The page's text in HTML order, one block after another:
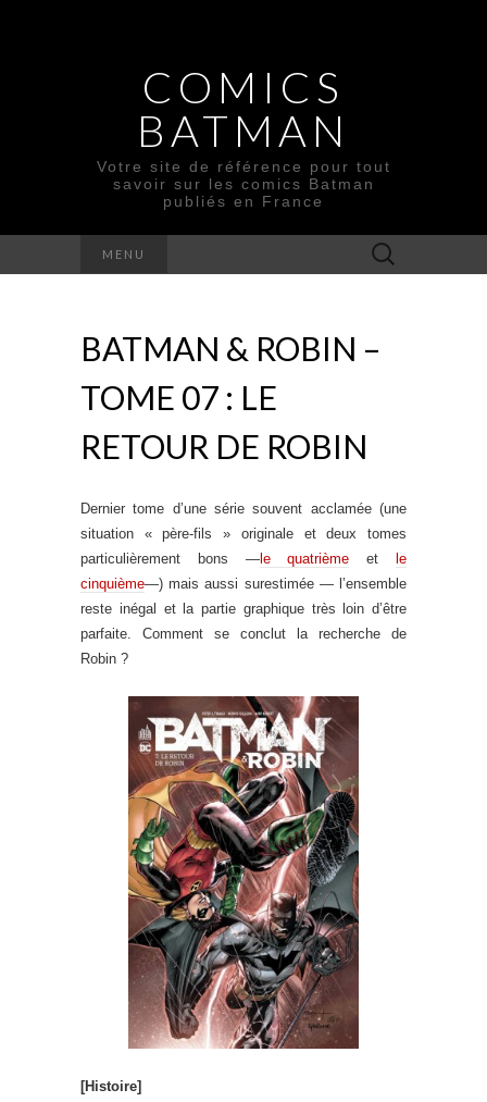
COMICS
BATMAN
Votre site de référence pour tout
savoir sur les comics Batman
publiés en France
MENU Rechercher :
BATMAN & ROBIN –
TOME 07 : LE
RETOUR DE ROBIN
Dernier tome d’une série souvent acclamée (une
situation « père-fils » originale et deux tomes
particulièrement bons —le quatrième et
le
cinquième—) mais aussi surestimée — l’ensemble
reste inégal et la partie graphique très loin d’être
parfaite. Comment se conclut la recherche de
Robin ?
[Histoire]